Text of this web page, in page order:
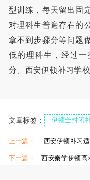
型训练，每天留出固
对理科生普遍存在的
拿不到步骤分等问题
低的理科生，经过
分。西安伊顿补习学
文章标签： 伊顿全封闭
上一篇： 西安伊顿补习
下一篇：